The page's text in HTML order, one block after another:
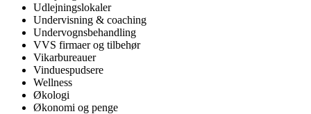
Udlejningslokaler
Undervisning & coaching
Undervognsbehandling
VVS firmaer og tilbehør
Vikarbureauer
Vinduespudsere
Wellness
Økologi
Økonomi og penge